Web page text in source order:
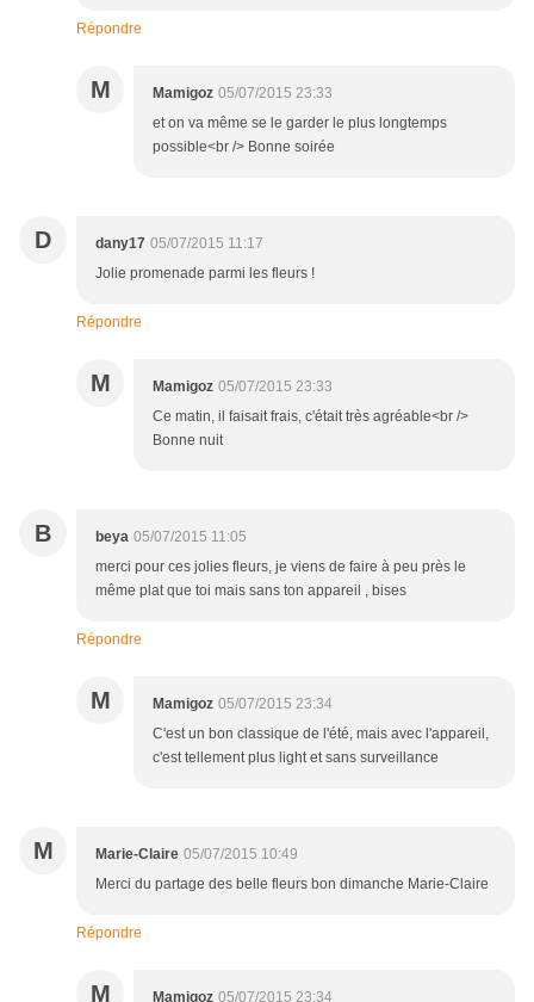
Répondre
M Mamigoz 05/07/2015 23:33
et on va même se le garder le plus longtemps
possible<br /> Bonne soirée
D dany17 05/07/2015 11:17
Jolie promenade parmi les fleurs !
Répondre
M Mamigoz 05/07/2015 23:33
Ce matin, il faisait frais, c'était très agréable<br />
Bonne nuit
B beya 05/07/2015 11:05
merci pour ces jolies fleurs, je viens de faire à peu près le
même plat que toi mais sans ton appareil , bises
Répondre
M Mamigoz 05/07/2015 23:34
C'est un bon classique de l'été, mais avec l'appareil,
c'est tellement plus light et sans surveillance
M Marie-Claire 05/07/2015 10:49
Merci du partage des belle fleurs bon dimanche Marie-Claire
Répondre
M Mamigoz 05/07/2015 23:34